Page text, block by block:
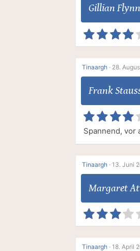
Gillian Flynn
Tinaargh · 28.
Frank
Spannend, vor
Tinaargh · 13. Juni
Margaret
Tinaargh · 18. April